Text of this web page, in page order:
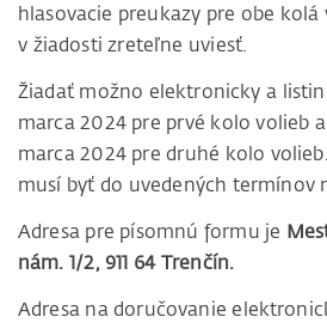
hlasovacie preukazy pre obe
v žiadosti zreteľne uviesť.
Žiadať možno elektronicky a
marca 2024 pre prvé kolo volieb
marca 2024 pre druhé kolo
musí byť do uvedených termínov
Adresa pre písomnú formu je
nám. 1/2, 911 64 Trenčín.
Adresa na doručovanie